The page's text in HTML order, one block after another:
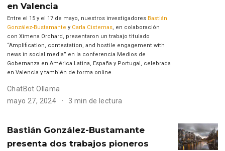
en Valencia
Entre el 15 y el 17 de mayo, nuestros investigadores Bastián
González-Bustamante y Carla Cisternas, en colaboración
con Ximena Orchard, presentaron un trabajo titulado
“Amplification, contestation, and hostile engagement with
news in social media” en la conferencia Medios de
Gobernanza en América Latina, España y Portugal, celebrada
en Valencia y también de forma online.
ChatBot Ollama
mayo 27, 2024
3 min de lectura
Bastián González-Bustamante
presenta dos trabajos pioneros